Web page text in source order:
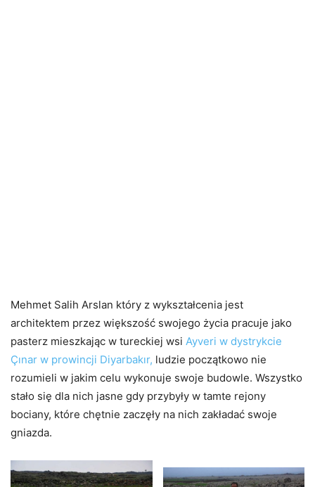
Mehmet Salih Arslan który z wykształcenia jest
architektem przez większość swojego życia pracuje jako
pasterz mieszkając w tureckiej wsi Ayveri w dystrykcie
Çınar w prowincji Diyarbakır, ludzie początkowo nie
rozumieli w jakim celu wykonuje swoje budowle. Wszystko
stało się dla nich jasne gdy przybyły w tamte rejony
bociany, które chętnie zaczęły na nich zakładać swoje
gniazda.